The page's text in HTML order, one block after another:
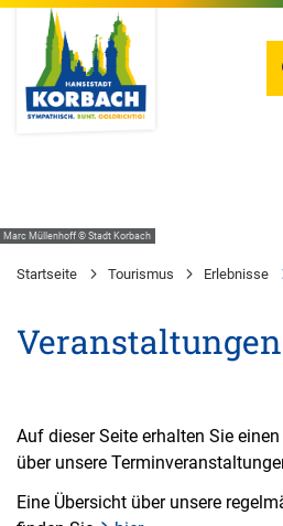
Marc Müllenhoff © Stadt Korbach
Startseite Tourismus Erlebnisse
Veranstaltungen
Auf dieser Seite erhalten Sie
über unsere
Eine Übersicht über unsere